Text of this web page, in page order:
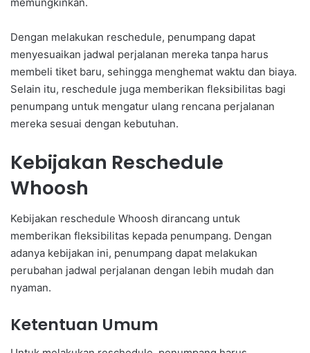
Dengan melakukan reschedule, penumpang dapat
menyesuaikan jadwal perjalanan mereka tanpa harus
membeli tiket baru, sehingga menghemat waktu dan biaya.
Selain itu, reschedule juga memberikan fleksibilitas bagi
penumpang untuk mengatur ulang rencana perjalanan
mereka sesuai dengan kebutuhan.
Kebijakan Reschedule
Whoosh
Kebijakan reschedule Whoosh dirancang untuk
memberikan fleksibilitas kepada penumpang. Dengan
adanya kebijakan ini, penumpang dapat melakukan
perubahan jadwal perjalanan dengan lebih mudah dan
nyaman.
Ketentuan Umum